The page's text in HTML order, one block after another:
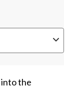
the